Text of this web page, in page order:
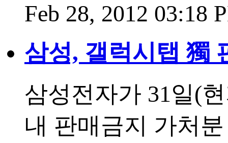
Feb 28, 2012 03:18
삼성, 갤럭시탭 獨
삼성전자가 31일(
내 판매금지 가처